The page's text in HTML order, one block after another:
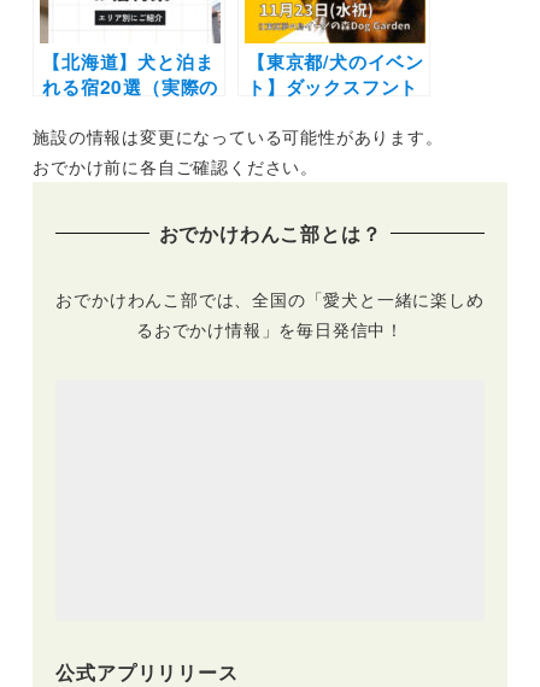
【北海道】犬と泊ま
れる宿20選（実際の
コテージやリゾート
ホテルなどエリア別
【東京都/犬のイベン
ト】ダックスフント
くお買い物やBBQや
名刺交換会もあるよ
（イーノの森 Dog
（水・祝）
施設の情報は変更になっている可能性があります。
おでかけ前に各自ご確認ください。
おでかけわんこ部とは？
おでかけわんこ部では、全国の「愛犬と一緒に楽しめ
るおでかけ情報」を毎日発信中！
公式アプリリリース